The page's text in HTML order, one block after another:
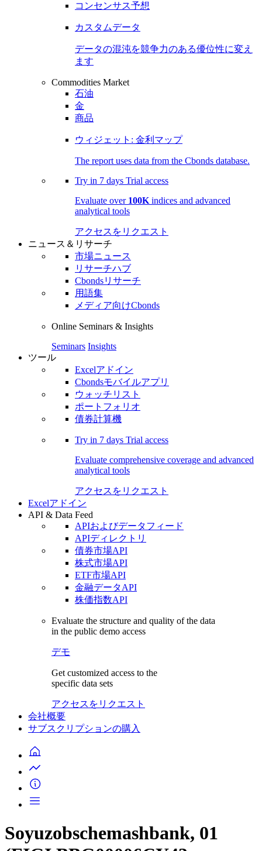
コンセンサス予想
カスタムデータ
データの混沌を競争力のある優位性に変え
ます
Commodities Market
石油
金
商品
ウィジェット: 金利マップ
The report uses data from the Cbonds database.
Try in 7 days Trial access
Evaluate over 100K indices and advanced
analytical tools
アクセスをリクエスト
ニュース＆リサーチ
市場ニュース
リサーチハブ
Cbondsリサーチ
用語集
メディア向けCbonds
Online Seminars & Insights
Seminars Insights
ツール
Excelアドイン
Cbondsモバイルアプリ
ウォッチリスト
ポートフォリオ
債券計算機
Try in 7 days Trial access
Evaluate comprehensive coverage and advanced
analytical tools
アクセスをリクエスト
Excelアドイン
API & Data Feed
APIおよびデータフィード
APIディレクトリ
債券市場API
株式市場API
ETF市場API
金融データAPI
株価指数API
Evaluate the structure and quality of the data
in the public demo access
デモ
Get customized access to the
specific data sets
アクセスをリクエスト
会社概要
サブスクリプションの購入
Soyuzobschemashbank, 01